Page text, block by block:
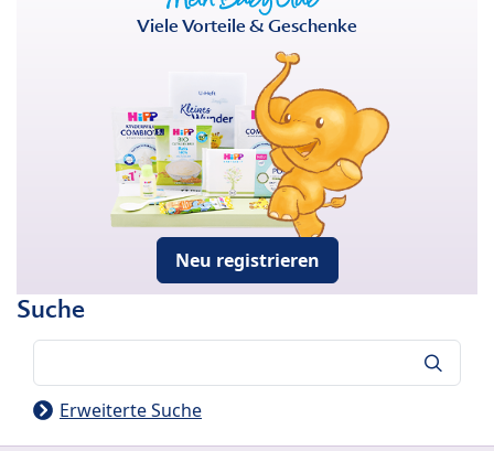
Viele Vorteile & Geschenke
Neu registrieren
Suche
Erweiterte Suche